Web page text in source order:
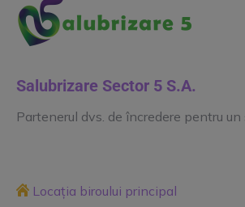
Salubrizare Sector 5 S.A.
Partenerul dvs. de încredere pentru un
Locația biroului principal